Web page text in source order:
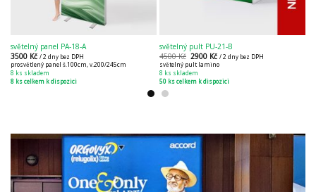
světelný panel PA-18-A
3500 Kč / 2 dny bez DPH
prosvětlený panel š.100cm, v.200/245cm
8 ks skladem
8 ks celkem k dispozici
světelný pult PU-21-B
4500Kč 2900 Kč / 2 dny bez DPH
světelný pult lamino
8 ks skladem
50 ks celkem k dispozici